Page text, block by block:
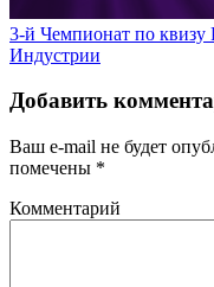
3-й Чемпионат по
Индустрии
Добавить
Ваш e-mail не будет
помечены *
Комментарий